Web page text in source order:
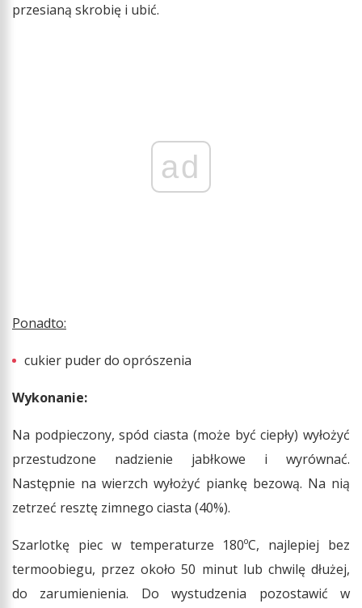
przesianą skrobię i ubić.​​
ad
Ponadto:
cukier puder do oprószenia
Wykonanie:
Na podpieczony, spód ciasta (może być ciepły) wyłożyć
przestudzone nadzienie jabłkowe i wyrównać.
Następnie na wierzch wyłożyć piankę bezową. Na nią
zetrzeć resztę zimnego ciasta (40%).
Szarlotkę piec w temperaturze 180ºC, najlepiej bez
termoobiegu, przez około 50 minut lub chwilę dłużej,
do zarumienienia. Do wystudzenia pozostawić w